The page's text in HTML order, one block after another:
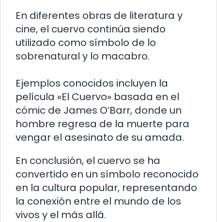
En diferentes obras de literatura y
cine, el cuervo continúa siendo
utilizado como símbolo de lo
sobrenatural y lo macabro.
Ejemplos conocidos incluyen la
película «El Cuervo» basada en el
cómic de James O’Barr, donde un
hombre regresa de la muerte para
vengar el asesinato de su amada.
En conclusión, el cuervo se ha
convertido en un símbolo reconocido
en la cultura popular, representando
la conexión entre el mundo de los
vivos y el más allá.